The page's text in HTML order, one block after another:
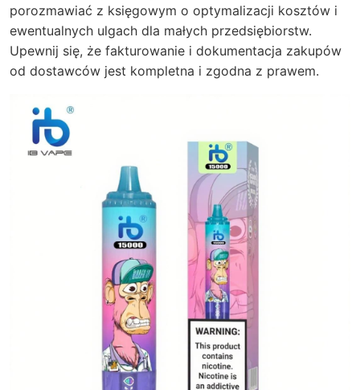
porozmawiać z księgowym o optymalizacji kosztów i
ewentualnych ulgach dla małych przedsiębiorstw.
Upewnij się, że fakturowanie i dokumentacja zakupów
od dostawców jest kompletna i zgodna z prawem.